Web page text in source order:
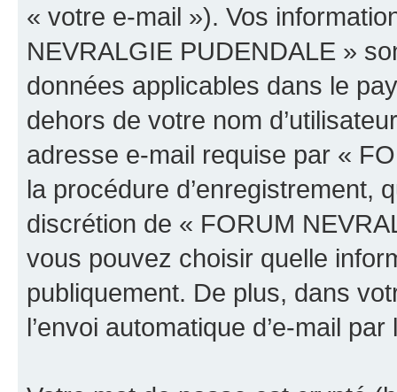
« votre e-mail »). Vos
NEVRALGIE PUDENDALE »
données applicables dans le
dehors de votre nom
adresse e-mail requise par «
la procédure d’enregistrement,
discrétion de « FORUM
vous pouvez choisir quelle
publiquement. De plus, dans
l’envoi automatique d’e-mail